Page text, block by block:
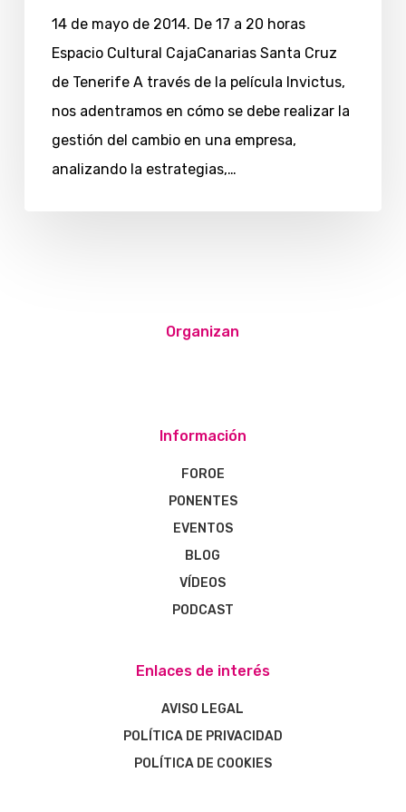
14 de mayo de 2014. De 17 a 20 horas
Espacio Cultural CajaCanarias Santa Cruz
de Tenerife A través de la película Invictus,
nos adentramos en cómo se debe realizar la
gestión del cambio en una empresa,
analizando la estrategias,…
Organizan
Información
FOROE
PONENTES
EVENTOS
BLOG
VÍDEOS
PODCAST
Enlaces de interés
AVISO LEGAL
POLÍTICA DE PRIVACIDAD
POLÍTICA DE COOKIES